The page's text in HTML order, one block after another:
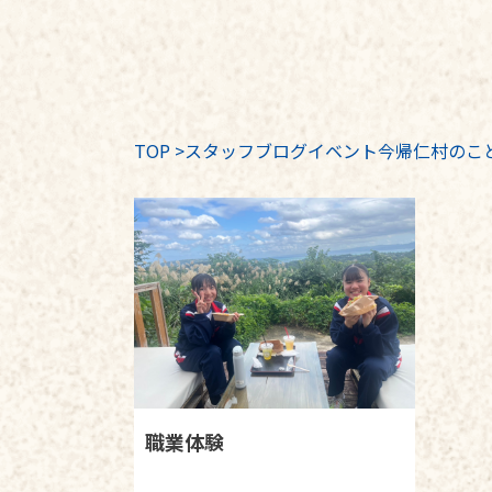
TOP >スタッフブログイベント今帰仁村のこ
職業体験